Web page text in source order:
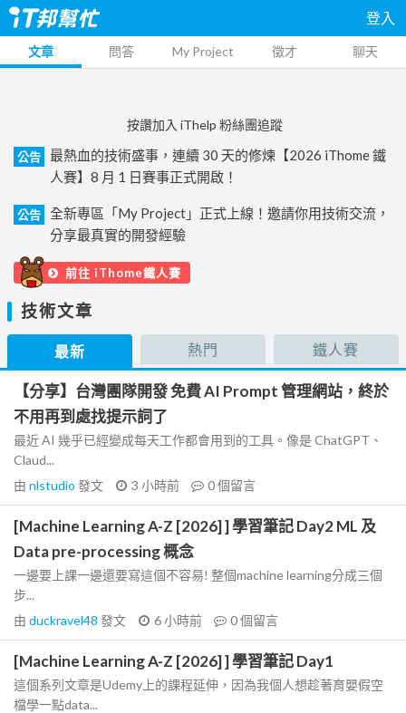
登入
文章 問答 My Project 徵才 聊天
按讚加入 iThelp 粉絲團追蹤
公告
最熱血的技術盛事，連續 30 天的修煉【2026 iThome 鐵
人賽】8 月 1 日賽事正式開啟！
公告
全新專區「My Project」正式上線！邀請你用技術交流，
分享最真實的開發經驗
前往 iThome鐵人賽
技術文章
最新 熱門 鐵人賽
【分享】台灣團隊開發 免費 AI Prompt 管理網站，終於
不用再到處找提示詞了
最近 AI 幾乎已經變成每天工作都會用到的工具。像是 ChatGPT、
Claud...
由 nlstudio 發文 3 小時前 0個留言
[Machine Learning A-Z [2026] ] 學習筆記 Day2 ML 及
Data pre-processing 概念
一邊要上課一邊還要寫這個不容易! 整個machine learning分成三個
步...
由 duckravel48 發文 6 小時前 0個留言
[Machine Learning A-Z [2026] ] 學習筆記 Day1
這個系列文章是Udemy上的課程延伸，因為我個人想趁著育嬰假空
檔學一點data...